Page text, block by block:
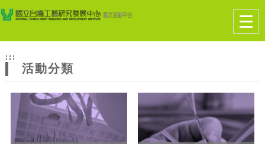
網
站
主
題
跳到主要內容
網站導覽
:::
活動分類